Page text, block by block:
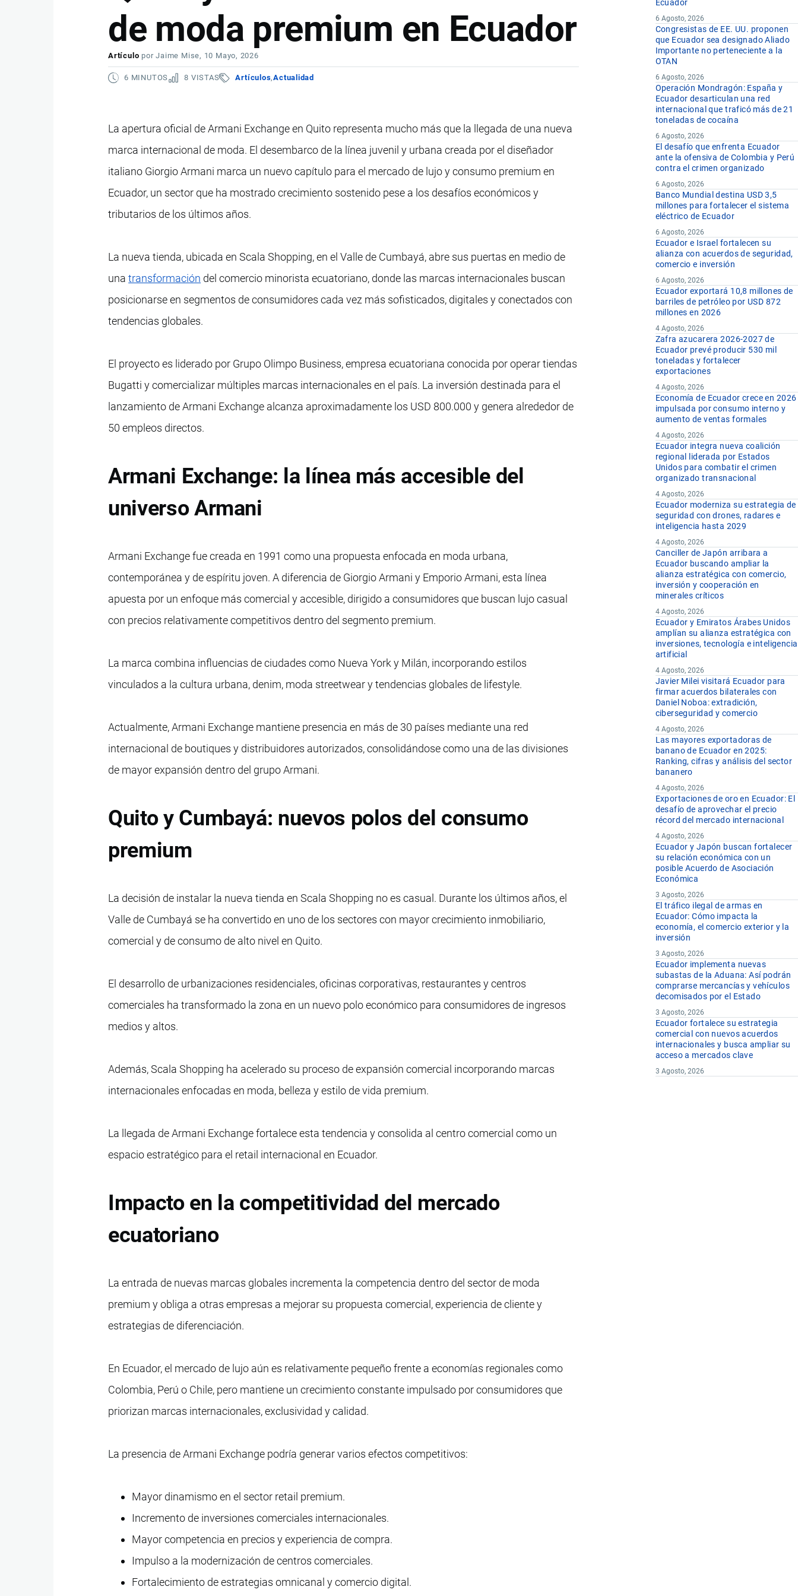
de moda premium en Ecuador
Artículo porJaime Mise, 10 Mayo, 2026
6 MINUTOS 8 VISTAS Artículos Actualidad
La apertura oficial de Armani Exchange en Quito representa mucho más que la llegada de una nueva
marca internacional de moda. El desembarco de la línea juvenil y urbana creada por el diseñador
italiano Giorgio Armani marca un nuevo capítulo para el mercado de lujo y consumo premium en
Ecuador, un sector que ha mostrado crecimiento sostenido pese a los desafíos económicos y
tributarios de los últimos años.
La nueva tienda, ubicada en Scala Shopping, en el Valle de Cumbayá, abre sus puertas en medio de
unatransformación del comercio minorista ecuatoriano, donde las marcas internacionales buscan
posicionarse en segmentos de consumidores cada vez más sofisticados, digitales y conectados con
tendencias globales.
El proyecto es liderado por Grupo Olimpo Business, empresa ecuatoriana conocida por operar tiendas
Bugatti y comercializar múltiples marcas internacionales en el país. La inversión destinada para el
lanzamiento de Armani Exchange alcanza aproximadamente los USD 800.000 y genera alrededor de
50 empleos directos.
Armani Exchange: la línea más accesible del
universo Armani
Armani Exchange fue creada en 1991 como una propuesta enfocada en moda urbana,
contemporánea y de espíritu joven. A diferencia de Giorgio Armani y Emporio Armani, esta línea
apuesta por un enfoque más comercial y accesible, dirigido a consumidores que buscan lujo casual
con precios relativamente competitivos dentro del segmento premium.
La marca combina influencias de ciudades como Nueva York y Milán, incorporando estilos
vinculados a la cultura urbana, denim, moda streetwear y tendencias globales de lifestyle.
Actualmente, Armani Exchange mantiene presencia en más de 30 países mediante una red
internacional de boutiques y distribuidores autorizados, consolidándose como una de las divisiones
de mayor expansión dentro del grupo Armani.
Quito y Cumbayá: nuevos polos del consumo
premium
La decisión de instalar la nueva tienda en Scala Shopping no es casual. Durante los últimos años, el
Valle de Cumbayá se ha convertido en uno de los sectores con mayor crecimiento inmobiliario,
comercial y de consumo de alto nivel en Quito.
El desarrollo de urbanizaciones residenciales, oficinas corporativas, restaurantes y centros
comerciales ha transformado la zona en un nuevo polo económico para consumidores de ingresos
medios y altos.
Además, Scala Shopping ha acelerado su proceso de expansión comercial incorporando marcas
internacionales enfocadas en moda, belleza y estilo de vida premium.
La llegada de Armani Exchange fortalece esta tendencia y consolida al centro comercial como un
espacio estratégico para el retail internacional en Ecuador.
Impacto en la competitividad del mercado
ecuatoriano
La entrada de nuevas marcas globales incrementa la competencia dentro del sector de moda
premium y obliga a otras empresas a mejorar su propuesta comercial, experiencia de cliente y
estrategias de diferenciación.
En Ecuador, el mercado de lujo aún es relativamente pequeño frente a economías regionales como
Colombia, Perú o Chile, pero mantiene un crecimiento constante impulsado por consumidores que
priorizan marcas internacionales, exclusividad y calidad.
La presencia de Armani Exchange podría generar varios efectos competitivos:
Mayor dinamismo en el sector retail premium.
Incremento de inversiones comerciales internacionales.
Mayor competencia en precios y experiencia de compra.
Impulso a la modernización de centros comerciales.
Fortalecimiento de estrategias omnicanal y comercio digital.
Ecuador
6 Agosto, 2026
Congresistas de EE. UU. proponen
que Ecuador sea designado Aliado
Importante no perteneciente a la
OTAN
6 Agosto, 2026
Operación Mondragón: España y
Ecuador desarticulan una red
internacional que traficó más de 21
toneladas de cocaína
6 Agosto, 2026
El desafío que enfrenta Ecuador
ante la ofensiva de Colombia y Perú
contra el crimen organizado
6 Agosto, 2026
Banco Mundial destina USD 3,5
millones para fortalecer el sistema
eléctrico de Ecuador
6 Agosto, 2026
Ecuador e Israel fortalecen su
alianza con acuerdos de seguridad,
comercio e inversión
6 Agosto, 2026
Ecuador exportará 10,8 millones de
barriles de petróleo por USD 872
millones en 2026
4 Agosto, 2026
Zafra azucarera 2026-2027 de
Ecuador prevé producir 530 mil
toneladas y fortalecer
exportaciones
4 Agosto, 2026
Economía de Ecuador crece en 2026
impulsada por consumo interno y
aumento de ventas formales
4 Agosto, 2026
Ecuador integra nueva coalición
regional liderada por Estados
Unidos para combatir el crimen
organizado transnacional
4 Agosto, 2026
Ecuador moderniza su estrategia de
seguridad con drones, radares e
inteligencia hasta 2029
4 Agosto, 2026
Canciller de Japón arribara a
Ecuador buscando ampliar la
alianza estratégica con comercio,
inversión y cooperación en
minerales críticos
4 Agosto, 2026
Ecuador y Emiratos Árabes Unidos
amplían su alianza estratégica con
inversiones, tecnología e inteligencia
artificial
4 Agosto, 2026
Javier Milei visitará Ecuador para
firmar acuerdos bilaterales con
Daniel Noboa: extradición,
ciberseguridad y comercio
4 Agosto, 2026
Las mayores exportadoras de
banano de Ecuador en 2025:
Ranking, cifras y análisis del sector
bananero
4 Agosto, 2026
Exportaciones de oro en Ecuador: El
desafío de aprovechar el precio
récord del mercado internacional
4 Agosto, 2026
Ecuador y Japón buscan fortalecer
su relación económica con un
posible Acuerdo de Asociación
Económica
3 Agosto, 2026
El tráfico ilegal de armas en
Ecuador: Cómo impacta la
economía, el comercio exterior y la
inversión
3 Agosto, 2026
Ecuador implementa nuevas
subastas de la Aduana: Así podrán
comprarse mercancías y vehículos
decomisados por el Estado
3 Agosto, 2026
Ecuador fortalece su estrategia
comercial con nuevos acuerdos
internacionales y busca ampliar su
acceso a mercados clave
3 Agosto, 2026